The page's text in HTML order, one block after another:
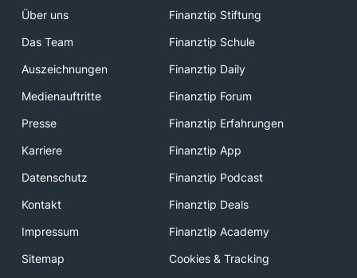
Über uns
Finanztip Stiftung
Das Team
Finanztip Schule
Auszeichnungen
Finanztip Daily
Medienauftritte
Finanztip Forum
Presse
Finanztip Erfahrungen
Karriere
Finanztip App
Datenschutz
Finanztip Podcast
Kontakt
Finanztip Deals
Impressum
Finanztip Academy
Sitemap
Cookies & Tracking